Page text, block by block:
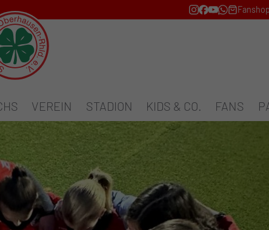
Fanshop
VEREIN STADION KIDS & CO. FANS